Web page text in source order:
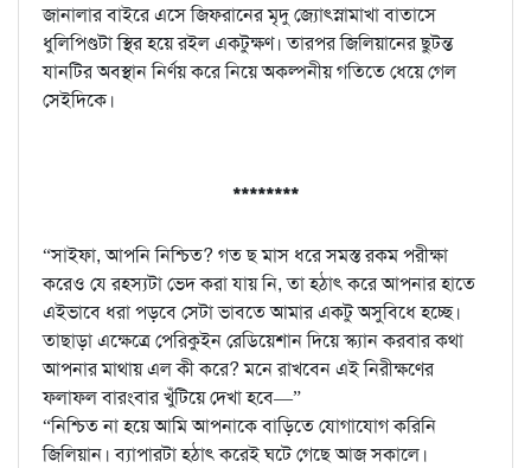
জানালার বাইরে এসে জিফরানের মৃদু জ্যোৎস্নামাখা বাতাসে
ধুলিপিণ্ডটা স্থির হয়ে রইল একটুক্ষণ। তারপর জিলিয়ানের ছুটন্ত
যানটির অবস্থান নির্ণয় করে নিয়ে অকল্পনীয় গতিতে ধেয়ে গেল
সেইদিকে।
********
“সাইফা, আপনি নিশ্চিত? গত ছ মাস ধরে সমস্ত রকম পরীক্ষা
করেও যে রহস্যটা ভেদ করা যায় নি, তা হঠাৎ করে আপনার হাতে
এইভাবে ধরা পড়বে সেটা ভাবতে আমার একটু অসুবিধে হচ্ছে।
তাছাড়া এক্ষেত্রে পেরিকুইন রেডিয়েশান দিয়ে স্ক্যান করবার কথা
আপনার মাথায় এল কী করে? মনে রাখবেন এই নিরীক্ষণের
ফলাফল বারংবার খুঁটিয়ে দেখা হবে—”
“নিশ্চিত না হয়ে আমি আপনাকে বাড়িতে যোগাযোগ করিনি
জিলিয়ান। ব্যাপারটা হঠাৎ করেই ঘটে গেছে আজ সকালে।